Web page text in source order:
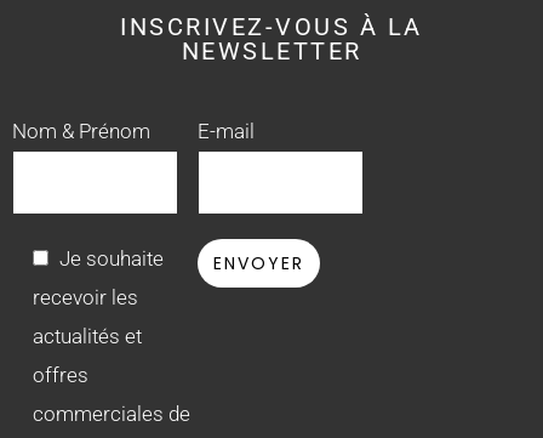
INSCRIVEZ-VOUS À LA
NEWSLETTER
Nom & Prénom E-mail
Je souhaite
recevoir les
actualités et
offres
commerciales de